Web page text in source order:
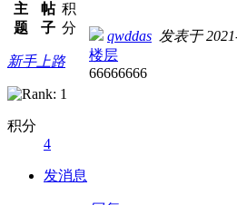
主
题
帖
子
积
分
新手上路
积分
4
发消息
qwddas 发表于
楼层
66666666